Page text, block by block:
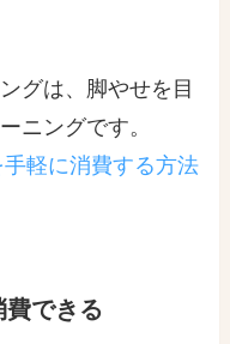
グは、脚やせを目
ニングです。
軽に消費する方法
費できる